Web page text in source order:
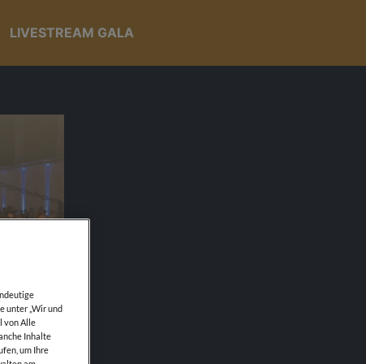
LIVESTREAM GALA
unter „Wir und
von Alle
Inhalte
um Ihre